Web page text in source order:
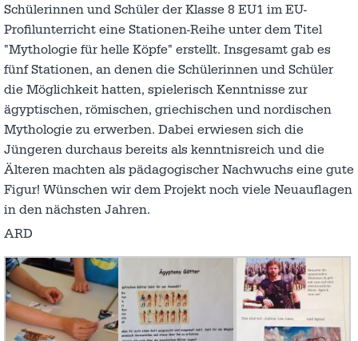
Schülerinnen und Schüler der Klasse 8 EU1 im EU-
Profilunterricht eine Stationen-Reihe unter dem Titel
"Mythologie für helle Köpfe" erstellt. Insgesamt gab es
fünf Stationen, an denen die Schülerinnen und Schüler
die Möglichkeit hatten, spielerisch Kenntnisse zur
ägyptischen, römischen, griechischen und nordischen
Mythologie zu erwerben. Dabei erwiesen sich die
Jüngeren durchaus bereits als kenntnisreich und die
Älteren machten als pädagogischer Nachwuchs eine gute
Figur! Wünschen wir dem Projekt noch viele Neuauflagen
in den nächsten Jahren.
ARD